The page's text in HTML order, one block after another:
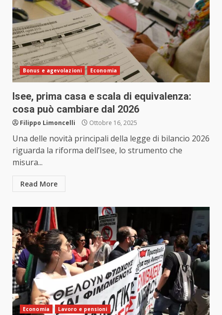
Bonus e agevolazioni Economia
Isee, prima casa e scala di equivalenza:
cosa può cambiare dal 2026
Filippo Limoncelli Ottobre 16, 2025
Una delle novità principali della legge di bilancio 2026
riguarda la riforma dell’Isee, lo strumento che
misura...
Read More
Economia Lavoro e pensioni